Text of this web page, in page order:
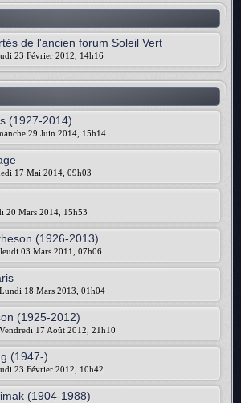
de l'ancien forum Soleil Vert
23 Février 2012, 14h16
(1927-2014)
29 Juin 2014, 15h14
17 Mai 2014, 09h03
20 Mars 2014, 15h53
(1926-2013)
03 Mars 2011, 07h06
18 Mars 2013, 01h04
(1925-2012)
17 Août 2012, 21h10
(1947-)
23 Février 2012, 10h42
(1904-1988)